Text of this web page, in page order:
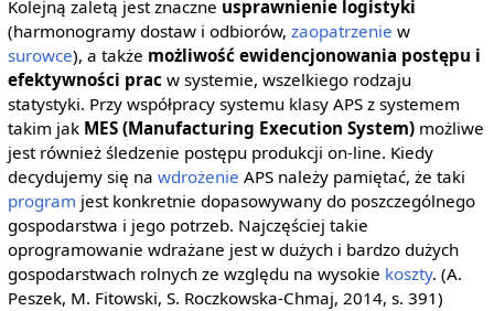
Kolejną zaletą jest znaczne usprawnienie logistyki
(harmonogramy dostaw i odbiorów, zaopatrzenie w
surowce), a także możliwość ewidencjonowania postępu i
efektywności pracw systemie, wszelkiego rodzaju
statystyki. Przy współpracy systemu klasy APS z systemem
takim jak MES (Manufacturing Execution System)możliwe
jest również śledzenie postępu produkcji on-line. Kiedy
decydujemy się na wdrożenie APS należy pamiętać, że taki
program jest konkretnie dopasowywany do poszczególnego
gospodarstwa i jego potrzeb. Najczęściej takie
oprogramowanie wdrażane jest w dużych i bardzo dużych
gospodarstwach rolnych ze względu na wysokie koszty. (A.
Peszek, M. Fitowski, S. Roczkowska-Chmaj, 2014, s. 391)